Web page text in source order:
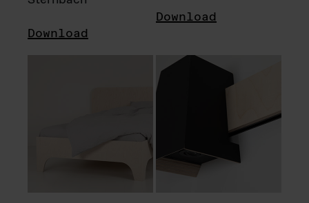
Download
Download